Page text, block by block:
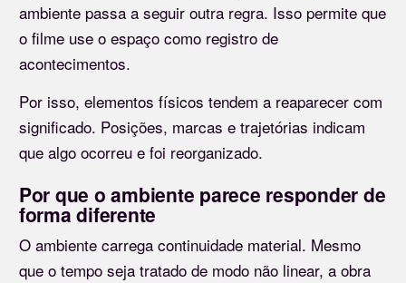
ambiente passa a seguir outra regra. Isso permite que
o filme use o espaço como registro de
acontecimentos.
Por isso, elementos físicos tendem a reaparecer com
significado. Posições, marcas e trajetórias indicam
que algo ocorreu e foi reorganizado.
Por que o ambiente parece responder de
forma diferente
O ambiente carrega continuidade material. Mesmo
que o tempo seja tratado de modo não linear, a obra